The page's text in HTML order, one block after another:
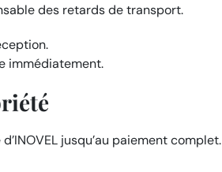
des retards de transport.
immédiatement.
jusqu’au paiement complet.